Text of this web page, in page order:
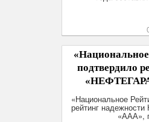
подтвердило
«Национальное
рейтинг
«ААА»,